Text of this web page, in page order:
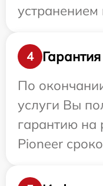
устранением
4
Гарантия
По
услуги Вы
гарантию на
Pioneer